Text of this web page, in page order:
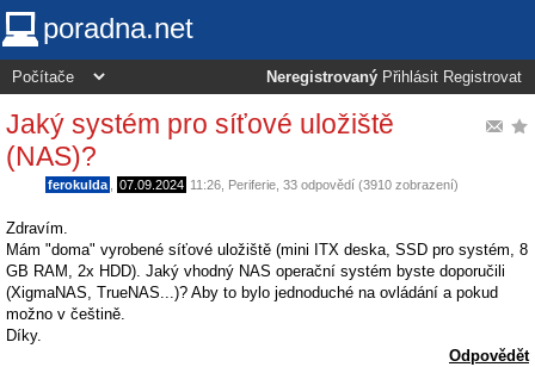
poradna.net
Neregistrovaný Přihlásit Registrovat
Jaký systém pro síťové uložiště
(NAS)?
ferokulda 07.09.2024 11:26 Periferie , 33 odpovědí (3910 zobrazení)
Zdravím.
Mám "doma" vyrobené síťové uložiště (mini ITX deska, SSD pro systém, 8
GB RAM, 2x HDD). Jaký vhodný NAS operační systém byste doporučili
(XigmaNAS, TrueNAS...)? Aby to bylo jednoduché na ovládání a pokud
možno v češtině.
Díky.
Odpovědět